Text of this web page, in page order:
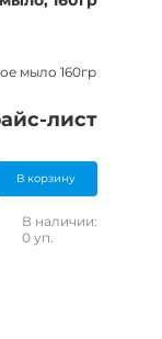
мыло 160гр
лист
В корзину
В наличии:
0 уп.